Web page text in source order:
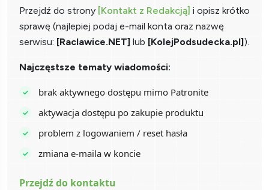
Przejdź do strony [Kontakt z Redakcją] i opisz krótko
sprawę (najlepiej podaj e-mail konta oraz nazwę
serwisu: [Raclawice.NET] lub [KolejPodsudecka.pl]).
Najczęstsze tematy wiadomości:
brak aktywnego dostępu mimo Patronite
aktywacja dostępu po zakupie produktu
problem z logowaniem / reset hasła
zmiana e-maila w koncie
Przejdź do kontaktu